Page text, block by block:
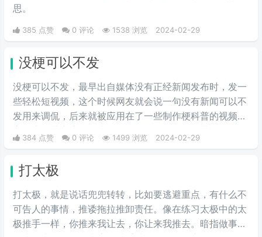
思。
385 点赞 0 评论 1538 浏览 2024-02-29
没梗可以不发
没梗可以不发，最早出自媒体没有正‌‌‌‌‌‌‌‌经新闻发布时，发一
些轻松短视频，这个时候网友就会说一句没有新闻可以不
发用来调侃，后来就被应用在了一些制作梗科普的视频博
主身上，其实这句话也不算是批评，更多的是带有玩梗的
意味。“解梗博主”的嘲讽发言，指各类梗科普相关的作者
破梗、旧梗来敷衍了事，不被认可时，网友们就会评论一
句“没梗可以不发”。
384 点赞 0 评论 1499 浏览 2024-02-29
打太极
打太极，就是说话兜兜转转，比如要逃避重点，有什么不
可告人的事情，推诿拖拉推卸责任。像在练习太极中的太
极推手一样，你推来我让去，你让来我推去。暗指做事情